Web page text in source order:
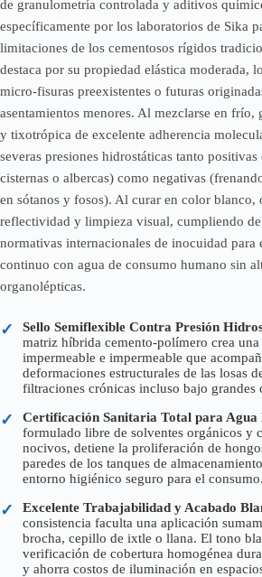
de granulometría controlada y aditivos
específicamente por los laboratorios de Sika
limitaciones de los cementosos rígidos
destaca por su propiedad elástica moderada,
micro-fisuras preexistentes o futuras
asentamientos menores. Al mezclarse en frío,
y tixotrópica de excelente adherencia
severas presiones hidrostáticas tanto
cisternas o albercas) como negativas
en sótanos y fosos). Al curar en color blanco,
reflectividad y limpieza visual, cumpliendo
normativas internacionales de inocuidad para
continuo con agua de consumo humano sin
organolépticas.
✓ Sello Semiflexible Contra Presión
matriz híbrida cemento-polímero crea una
impermeable e impermeable que
deformaciones estructurales de las losas
filtraciones crónicas incluso bajo grandes
✓ Certificación Sanitaria Total para Agua
formulado libre de solventes orgánicos y
nocivos, detiene la proliferación de
paredes de los tanques de
entorno higiénico seguro para el consumo.
✓ Excelente Trabajabilidad y Acabado
consistencia faculta una aplicación
brocha, cepillo de ixtle o llana. El tono
verificación de cobertura homogénea
y ahorra costos de iluminación en